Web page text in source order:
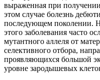
выраженная при
этом случае болезнь
последующем поколении.
этого заболевания часто
мутантного аллеля от
селективного отбора,
проявляющихся большой
уровне зародышевых